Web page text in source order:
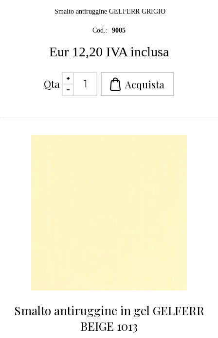
Smalto antiruggine GELFERR GRIGIO
Cod.: 9005
Eur 12,20 IVA inclusa
Qta
Smalto antiruggine in gel GELFERR
BEIGE 1013